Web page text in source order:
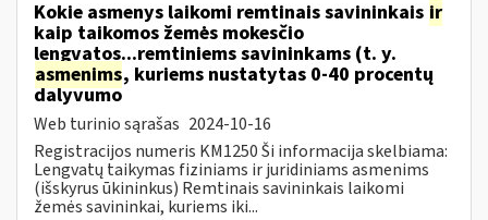
Kokie asmenys laikomi remtinais savininkais ir
kaip taikomos žemės mokesčio
lengvatos...remtiniems savininkams (t. y.
asmenims, kuriems nustatytas 0-40 procentų
dalyvumo
Web turinio sąrašas 2024-10-16
Registracijos numeris KM1250 Ši informacija skelbiama:
Lengvatų taikymas fiziniams ir juridiniams asmenims
(išskyrus ūkininkus) Remtinais savininkais laikomi
žemės savininkai, kuriems iki...